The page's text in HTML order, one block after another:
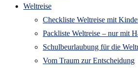
Weltreise
Checkliste Weltreise mit
Packliste Weltreise – nur mit
Schulbeurlaubung für die
Vom Traum zur Entscheidung